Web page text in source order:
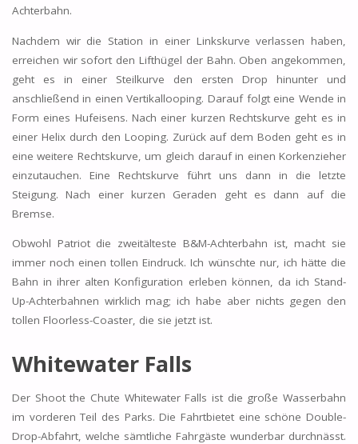
Achterbahn.
Nachdem wir die Station in einer Linkskurve verlassen haben,
erreichen wir sofort den Lifthügel der Bahn. Oben angekommen,
geht es in einer Steilkurve den ersten Drop hinunter und
anschließend in einen Vertikallooping. Darauf folgt eine Wende in
Form eines Hufeisens. Nach einer kurzen Rechtskurve geht es in
einer Helix durch den Looping. Zurück auf dem Boden geht es in
eine weitere Rechtskurve, um gleich darauf in einen Korkenzieher
einzutauchen. Eine Rechtskurve führt uns dann in die letzte
Steigung. Nach einer kurzen Geraden geht es dann auf die
Bremse.
Obwohl Patriot die zweitälteste B&M-Achterbahn ist, macht sie
immer noch einen tollen Eindruck. Ich wünschte nur, ich hätte die
Bahn in ihrer alten Konfiguration erleben können, da ich Stand-
Up-Achterbahnen wirklich mag; ich habe aber nichts gegen den
tollen Floorless-Coaster, die sie jetzt ist.
Whitewater Falls
Der Shoot the Chute Whitewater Falls ist die große Wasserbahn
im vorderen Teil des Parks. Die Fahrtbietet eine schöne Double-
Drop-Abfahrt, welche sämtliche Fahrgäste wunderbar durchnässt.